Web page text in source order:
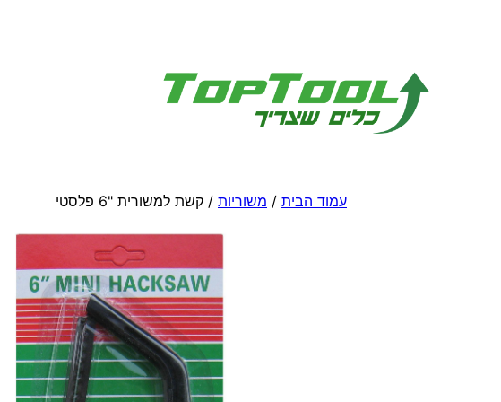
עמוד הבית / משוריות / קשת למשורית "6 פלסטי